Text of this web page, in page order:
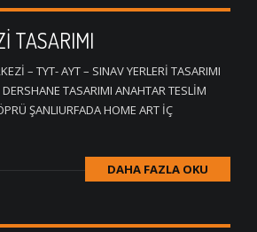
TASARIMI
– TYT- AYT – SINAV YERLERİ TASARIMI
TASARIMI ANAHTAR TESLİM
ŞANLIURFADA HOME ART İÇ
DAHA FAZLA OKU